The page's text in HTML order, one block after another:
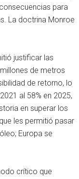
para
La doctrina Monroe
justificar las
de metros
de retorno, lo
al 58% en 2025,
en superar los
les permitió pasar
Europa se
crítico que